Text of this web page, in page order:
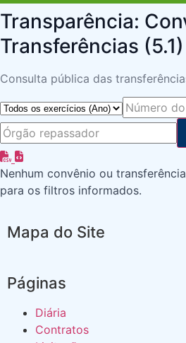
Transparência:
Transferências (5.1)
Consulta pública das
Nenhum convênio ou
para os filtros informados.
Mapa do Site
Páginas
Diária
Contratos